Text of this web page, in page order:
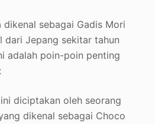
dikenal sebagai Gadis Mori
dari Jepang sekitar tahun
adalah poin-poin penting
diciptakan oleh seorang
dikenal sebagai Choco